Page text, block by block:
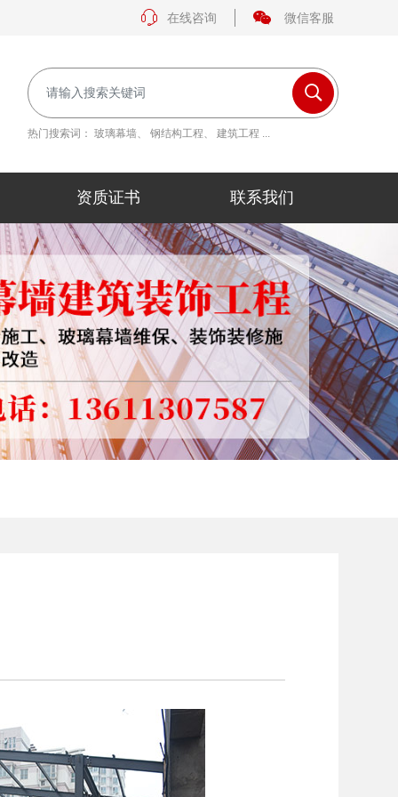
在线咨询 微信客服
热门搜索词： 玻璃幕墙 钢结构工程 建筑工程
资质证书 联系我们